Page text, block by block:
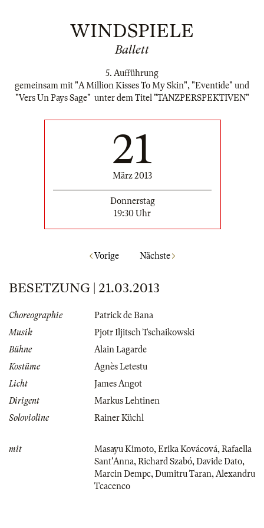
WINDSPIELE
Ballett
5. Aufführung
gemeinsam mit "A Million Kisses To My Skin", "Eventide" und
"Vers Un Pays Sage" unter dem Titel "TANZPERSPEKTIVEN"
21
März 2013
Donnerstag
19:30 Uhr
Vorige Nächste
BESETZUNG | 21.03.2013
Choreographie
Patrick de Bana
Musik
Pjotr Iljitsch Tschaikowski
Bühne
Alain Lagarde
Kostüme
Agnès Letestu
Licht
James Angot
Dirigent
Markus Lehtinen
Solovioline
Rainer Küchl
mit Masayu Kimoto, Erika Kovácová, Rafaella
Sant'Anna, Richard Szabó, Davide Dato,
Marcin Dempc, Dumitru Taran, Alexandru
Tcacenco